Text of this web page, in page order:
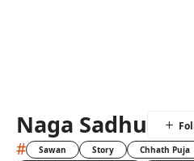
Naga Sadhu
# Sawan Story Chhath Puja